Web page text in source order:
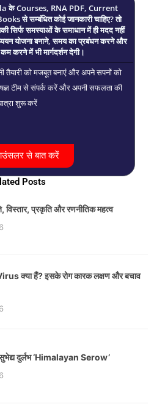
के Courses, RNA PDF, Current
से सम्बंधित कोई जानकारी चाहिए? तो
सिर्फ समस्याओं के समाधान में ही मदद नहीं
योजना बनाने, समय का प्रबंधन करने और
कम करने में भी मार्गदर्शन देगी।
को मजबूत बनाएं और अपने सपनों को
टीम से संपर्क करें और अपनी सफलता की
शुरू करें
से बात करें
Posts
विस्तार, प्रकृति और रणनीतिक महत्व
क्या हैं? इसके रोग कारक लक्षण और बचाव
सुभेद्य दुर्लभ ‘Himalayan Serow’